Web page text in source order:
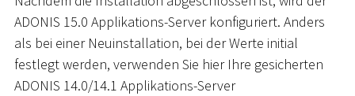
ADONIS 15.0 Applikations-Server konfiguriert. Anders
als bei einer Neuinstallation, bei der Werte initial
festlegt werden, verwenden Sie hier Ihre gesicherten
ADONIS 14.0/14.1 Applikations-Server